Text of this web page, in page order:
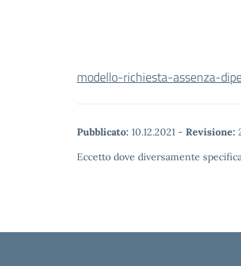
modello-richiesta-assenza-
Pubblicato: 10.12.2021 - Revisione:
Eccetto dove diversamente